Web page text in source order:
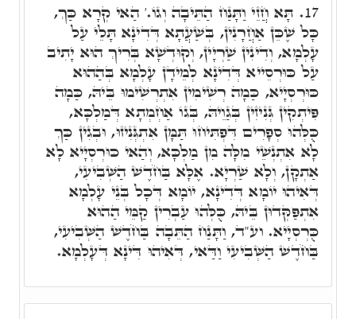
17. תָּא חֲזֵי וַתָּנַח הַתֵּיבָה וְגוֹ.' הַאי קְרָא כַּךְ,
כָּל שֶׁכֵּן אַחֲרָנִין, בְּשַׁעֲתָא דְּדִינָא תָּלֵי עַל
עָלְמָא, וְדִינִין שַׁרְיָין, וְקוּדְשָׁא בְּרִיךְ הוּא יָתִיב
עַל כּוּרְסֵייא דְּדִינָא לְמֵידָן עָלְמָא בְּהַהוּא
כּוּרְסְיָיא, כַּמָה רְשִׁימִין אִתְרְשִׁימוּ בֵּיהּ, כַּמָה
פִּיתְקִין גְּנִיזִין בְּגַוֵיהּ, בְּגוֹ אַחְמְתָא דְּמַלְכָּא,
כֻּלְּהוּ סְפָרִים דִּפְתִּיחוּ תַּמָּן אִתְגְּנִיזוּ, וּבְגִין כַּךְ
לָא אִתְנְשֵׁי מִלָּה מִן מַלְכָּא, וְהַאי כּוּרְסְיָיא לָא
אַתְקָן, וְלָא שַׁרְיָא. אֶלָּא בַּחֹדֶשׁ הַשְּׁבִיעִי,
דְּאִיהוּ יוֹמָא דְּדִינָא, יוֹמָא דְּכָל בְּנֵי עָלְמָא
אִתְפַּקְּדוּן בֵּיהּ, כֻּלְּהוּ עַבְרִין קַמֵּי הַהוּא
כֻּרְסְיָיא. וע"ד, וַתָּנַח הַתֵּבָה בַּחֹדֶשׁ הַשְּׁבִיעִי,
בַּחֹדֶשׁ הַשְּׁבִיעִי וַדַּאי, דְּאִיהוּ דִּינָא דְּעָלְמָא.